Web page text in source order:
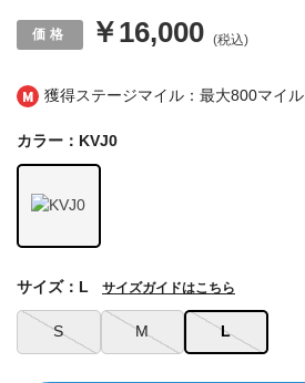
獲得ステージマイル：最大800マイル
￥16,000 (税込)
カラー：KVJ0
S M L
サイズ：L サイズガイドはこちら